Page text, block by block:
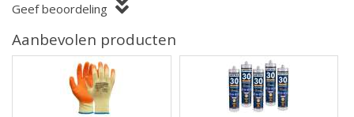
Geef beoordeling
Aanbevolen producten